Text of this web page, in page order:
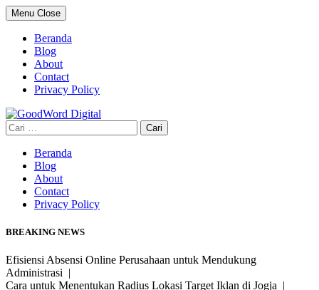
Skip
to
content
Menu Close
Beranda
Blog
About
Contact
Privacy Policy
Cari
untuk:
Beranda
Blog
About
Contact
Privacy Policy
BREAKING NEWS
Efisiensi Absensi Online Perusahaan untuk Mendukung
Administrasi |
Cara untuk Menentukan Radius Lokasi Target Iklan di Jogja |